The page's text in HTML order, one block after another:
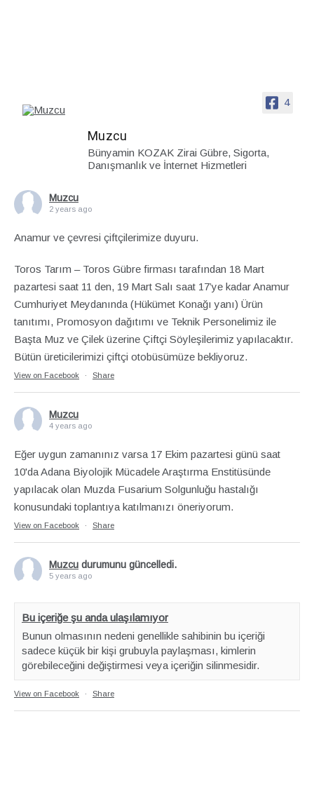
4
Muzcu
Bünyamin KOZAK Zirai Gübre, Sigorta,
Danışmanlık ve İnternet Hizmetleri
Muzcu
2 years ago
Anamur ve çevresi çiftçilerimize duyuru.
Toros Tarım – Toros Gübre firması tarafından 18 Mart
pazartesi saat 11 den, 19 Mart Salı saat 17’ye kadar Anamur
Cumhuriyet Meydanında (Hükümet Konağı yanı) Ürün
tanıtımı, Promosyon dağıtımı ve Teknik Personelimiz ile
Başta Muz ve Çilek üzerine Çiftçi Söyleşilerimiz yapılacaktır.
Bütün üreticilerimizi çiftçi otobüsümüze bekliyoruz.
View on Facebook · Share
Muzcu
4 years ago
Eğer uygun zamanınız varsa 17 Ekim pazartesi günü saat
10'da Adana Biyolojik Mücadele Araştırma Enstitüsünde
yapılacak olan Muzda Fusarium Solgunluğu hastalığı
konusundaki toplantıya katılmanızı öneriyorum.
View on Facebook · Share
Muzcu durumunu güncelledi.
5 years ago
Bu içeriğe şu anda ulaşılamıyor
Bunun olmasının nedeni genellikle sahibinin bu içeriği
sadece küçük bir kişi grubuyla paylaşması, kimlerin
görebileceğini değiştirmesi veya içeriğin silinmesidir.
View on Facebook · Share